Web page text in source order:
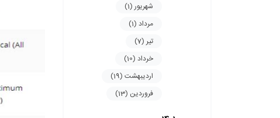
شهریور (1)
مرداد (1)
تیر (7)
خرداد (10)
اردیبهشت (19)
فروردین (13)